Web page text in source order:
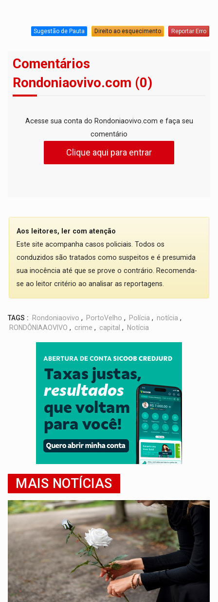
Sugestão de Pauta Direito ao esquecimento Reportar Erro
Comentários
Rondoniaovivo.com (0)
Acesse sua conta do Rondoniaovivo.com e faça seu
comentário
Clique aqui para entrar
Aos leitores, ler com atenção
Este site acompanha casos policiais. Todos os
conduzidos são tratados como suspeitos e é presumida
sua inocência até que se prove o contrário. Recomenda-
se ao leitor critério ao analisar as reportagens.
TAGS : Rondoniaovivo , PortoVelho , Polícia , notícia ,
RONDÔNIAAOVIVO , crime , capital , Notícia
MAIS NOTÍCIAS